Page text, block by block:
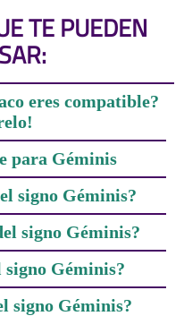
TE PUEDEN
eres compatible?
para Géminis
signo Géminis?
signo Géminis?
signo Géminis?
signo Géminis?